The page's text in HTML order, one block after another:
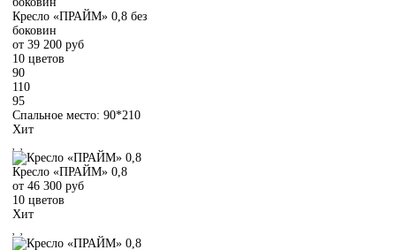
Кресло «ПРАЙМ» 0,8 без
боковин
от 39 200 руб
10 цветов
90
110
95
Спальное место: 90*210
Хит
Кресло «ПРАЙМ» 0,8
от 46 300 руб
10 цветов
Хит